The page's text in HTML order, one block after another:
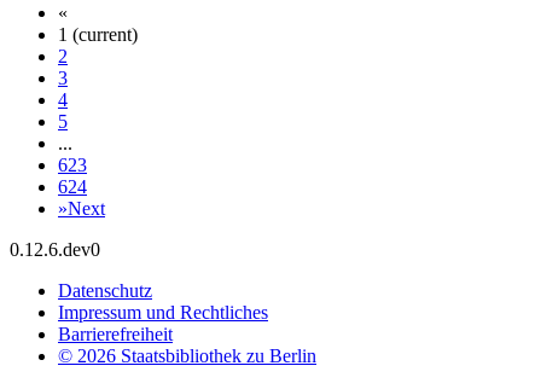
«
1 (current)
2
3
4
5
...
623
624
»Next
0.12.6.dev0
Datenschutz
Impressum und Rechtliches
Barrierefreiheit
© 2026 Staatsbibliothek zu Berlin